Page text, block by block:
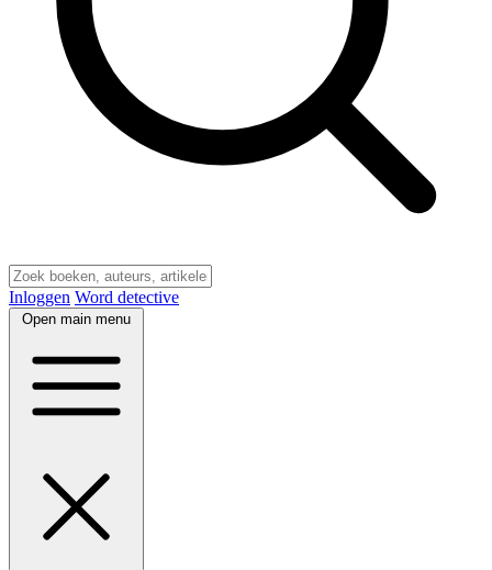
Inloggen Word detective
Open main menu